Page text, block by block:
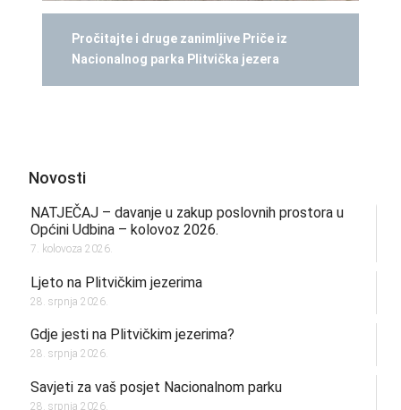
Pročitajte i druge zanimljive Priče iz
Nacionalnog parka Plitvička jezera
Novosti
NATJEČAJ – davanje u zakup poslovnih prostora u
Općini Udbina – kolovoz 2026.
7. kolovoza 2026.
Ljeto na Plitvičkim jezerima
28. srpnja 2026.
Gdje jesti na Plitvičkim jezerima?
28. srpnja 2026.
Savjeti za vaš posjet Nacionalnom parku
28. srpnja 2026.